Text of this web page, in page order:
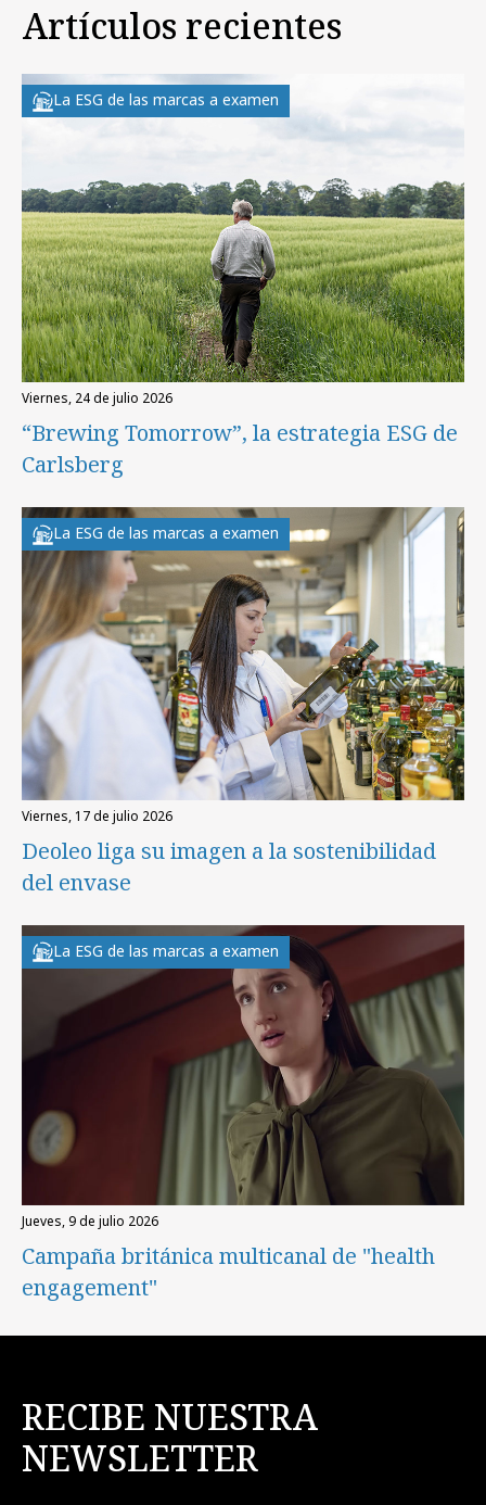
Artículos recientes
La ESG de las marcas a examen
viernes, 24 de julio 2026
“Brewing Tomorrow”, la estrategia ESG de
Carlsberg
La ESG de las marcas a examen
viernes, 17 de julio 2026
Deoleo liga su imagen a la sostenibilidad
del envase
La ESG de las marcas a examen
jueves, 9 de julio 2026
Campaña británica multicanal de "health
engagement"
RECIBE NUESTRA
NEWSLETTER